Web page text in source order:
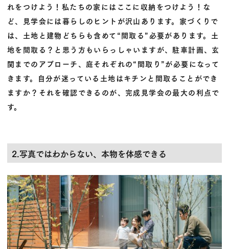
れをつけよう！私たちの家にはここに収納をつけよう！な
ど、見学会には暮らしのヒントが沢山あります。家づくりで
は、土地と建物どちらも含めて“間取る”必要があります。土
地を間取る？と思う方もいらっしゃいますが、駐車計画、玄
関までのアプローチ、庭それぞれの“間取り”が必要になって
きます。自分が迷っている土地はキチンと間取ることができ
ますか？それを確認できるのが、完成見学会の最大の利点で
す。
2.写真ではわからない、本物を体感できる